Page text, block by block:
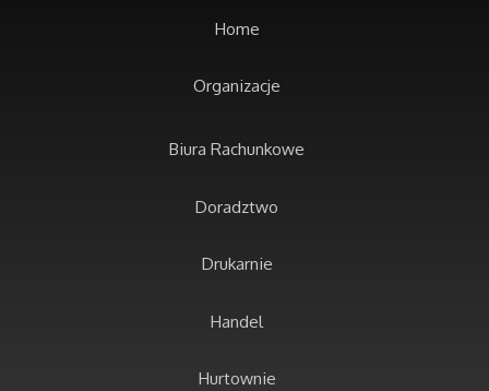
Home
Organizacje
Biura Rachunkowe
Doradztwo
Drukarnie
Handel
Hurtownie